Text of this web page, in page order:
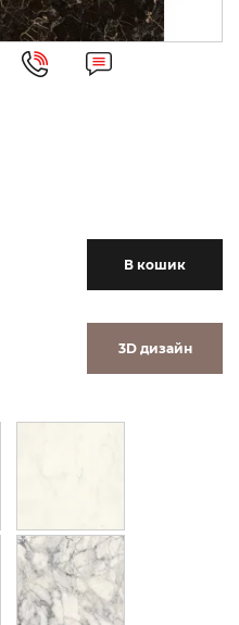
В кошик
3D дизайн